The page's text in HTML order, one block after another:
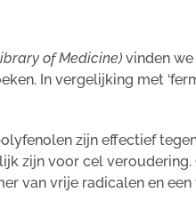
of Medicine) vinden we
In vergelijking met
zijn effectief
zijn voor cel
van vrije radicalen en